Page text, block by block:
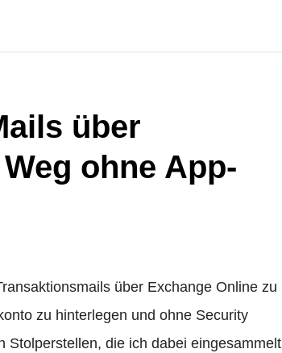
über
ohne App-
über Exchange Online zu
zu hinterlegen und ohne Security
Stolperstellen, die ich dabei eingesammelt